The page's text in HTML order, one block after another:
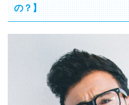
の？】